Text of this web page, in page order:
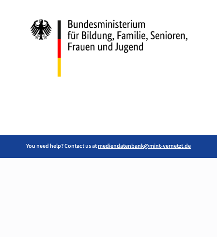
You need help? Contact us atmediendatenbank@mint-vernetzt.de